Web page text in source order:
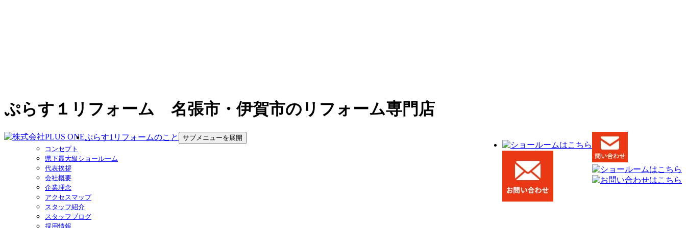
ぷらす１リフォーム 名張市・伊賀市のリフォーム専門店
ぷらす1リフォームのこと
サブメニューを展開
コンセプト
県下最大級ショールーム
代表挨拶
会社概要
企業理念
アクセスマップ
スタッフ紹介
スタッフブログ
採用情報